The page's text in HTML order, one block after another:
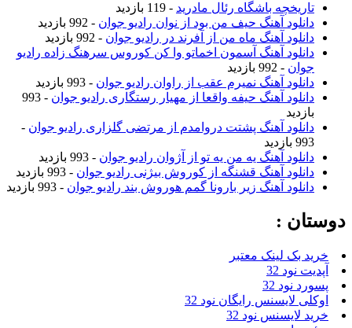
تاریخچه باشگاه رئال مادرید - 119 بازدید
دانلود آهنگ حیف من بود از نوان رادیو جوان - 992 بازدید
دانلود آهنگ ماه من از آفرند در رادیو جوان - 992 بازدید
دانلود آهنگ آسمون اخماتو وا کن کوروس سرهنگ زاده رادیو
جوان - 992 بازدید
دانلود آهنگ نمیرم عقب از راوان رادیو جوان - 993 بازدید
دانلود آهنگ حیفه واقعا از مهیار رستگاری رادیو جوان
- 993
بازدید
دانلود آهنگ پشتت دروامدم از مرتضی گلزاری رادیو جوان -
993 بازدید
دانلود آهنگ یه من یه تو از آژوان رادیو جوان - 993 بازدید
دانلود آهنگ قشنگه از کوروش بیژنی رادیو جوان - 993 بازدید
دانلود آهنگ زیر بارونا گمم هوروش بند رادیو جوان - 993 بازدید
دوستان :
خرید بک لینک معتبر
آپدیت نود 32
پسورد نود 32
اوکلی لایسنس رایگان نود 32
خرید لایسنس نود 32